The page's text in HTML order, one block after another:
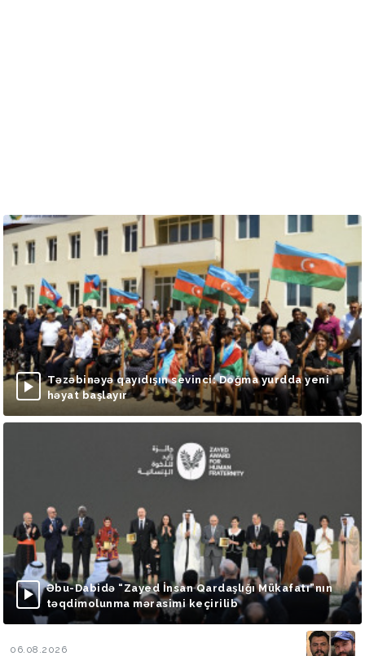
Təzəbinəyə qayıdışın sevinci: Doğma yurdda yeni
həyat başlayır
Əbu-Dabidə “Zayed İnsan Qardaşlığı Mükafatı”nın
təqdimolunma mərasimi keçirilib
06.08.2026